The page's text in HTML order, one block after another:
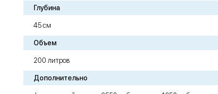
Глубина
45 см
Объем
200 литров
Дополнительно